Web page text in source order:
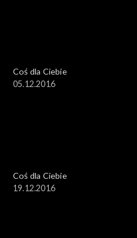
Coś dla Ciebie
05.12.2016
Coś dla Ciebie
19.12.2016